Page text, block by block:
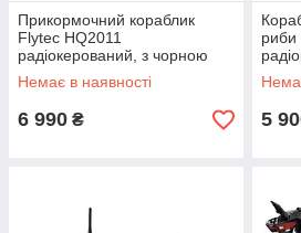
Прикормочний кораблик
Flytec HQ2011
радіокерований, з чорною
годівницею для риболовлі
Love&Life -online-multimarket-
Немає в наявності
6 990 ₴
риби
5